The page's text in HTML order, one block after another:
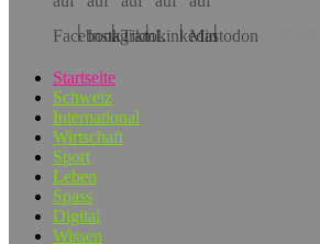
Hol dir die App!
Startseite
Schweiz
International
Wirtschaft
Sport
Leben
Spass
Digital
Wissen